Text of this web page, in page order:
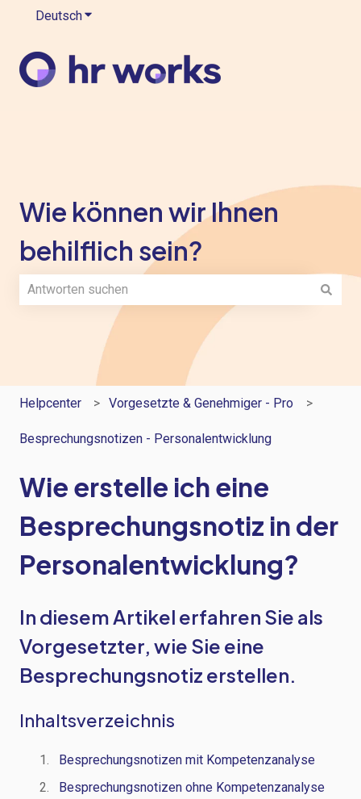
DeutschUntermenü für Übersetzungen anzeigen
Wie können wir Ihnen
behilflich sein?
Es gibt keine Vorschläge, da das Suchfeld leer ist.
Helpcenter Vorgesetzte & Genehmiger - Pro
Besprechungsnotizen - Personalentwicklung
Wie erstelle ich eine
Besprechungsnotiz in der
Personalentwicklung?
In diesem Artikel erfahren Sie als
Vorgesetzter, wie Sie eine
Besprechungsnotiz erstellen.
Inhaltsverzeichnis
Besprechungsnotizen mit Kompetenzanalyse
Besprechungsnotizen ohne Kompetenzanalyse